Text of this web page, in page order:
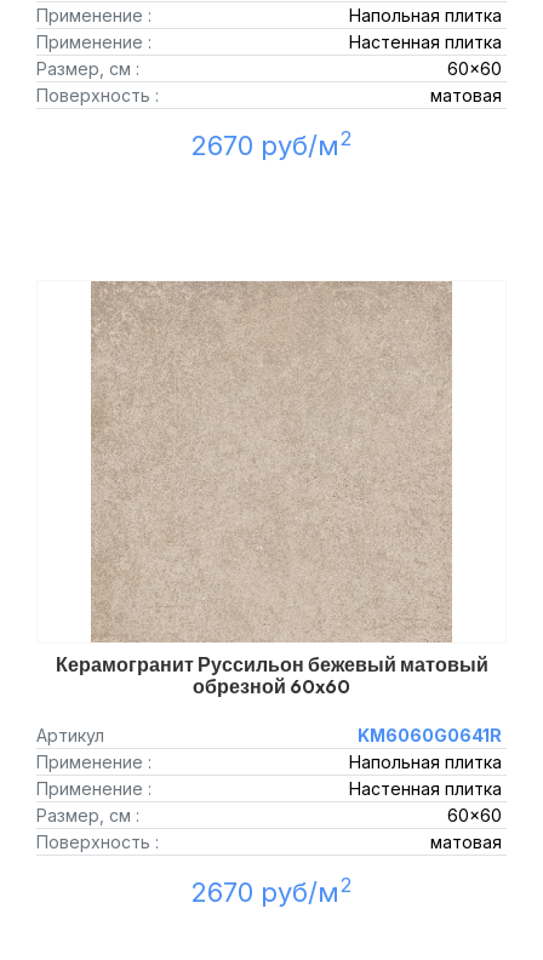
Применение :
Напольная плитка
Применение :
Настенная плитка
Размер, см :
60x60
Поверхность :
матовая
2670 руб/м2
Керамогранит Руссильон бежевый матовый
обрезной 60x60
Артикул
KM6060G0641R
Применение :
Напольная плитка
Применение :
Настенная плитка
Размер, см :
60x60
Поверхность :
матовая
2670 руб/м2